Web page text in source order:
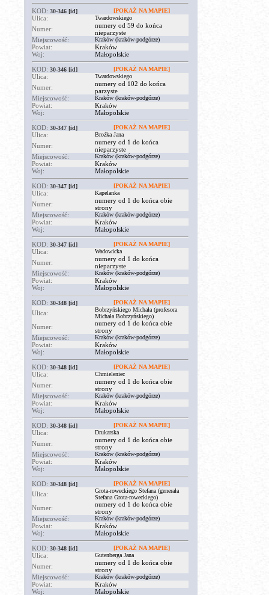
KOD: 30-346 [id] [POKAŻ NA MAPIE]
Ulica: Twardowskiego
Numer:
numery od 59 do końca
nieparzyste
Miejscowość:
Kraków (kraków-podgórze)
Powiat:
Kraków
Woj:
Małopolskie
KOD: 30-346 [id] [POKAŻ NA MAPIE]
Ulica: Twardowskiego
Numer:
numery od 102 do końca
parzyste
Miejscowość:
Kraków (kraków-podgórze)
Powiat:
Kraków
Woj:
Małopolskie
KOD: 30-347 [id] [POKAŻ NA MAPIE]
Ulica: Brożka Jana
Numer:
numery od 1 do końca
nieparzyste
Miejscowość:
Kraków (kraków-podgórze)
Powiat:
Kraków
Woj:
Małopolskie
KOD: 30-347 [id] [POKAŻ NA MAPIE]
Ulica: Kapelanka
Numer:
numery od 1 do końca obie
strony
Miejscowość:
Kraków (kraków-podgórze)
Powiat:
Kraków
Woj:
Małopolskie
KOD: 30-347 [id] [POKAŻ NA MAPIE]
Ulica: Wadowicka
Numer:
numery od 1 do końca
nieparzyste
Miejscowość:
Kraków (kraków-podgórze)
Powiat:
Kraków
Woj:
Małopolskie
KOD: 30-348 [id] [POKAŻ NA MAPIE]
Ulica:
Bobrzyńskiego Michała (profesora
Michała Bobrzyńskiego)
Numer:
numery od 1 do końca obie
strony
Miejscowość:
Kraków (kraków-podgórze)
Powiat:
Kraków
Woj:
Małopolskie
KOD: 30-348 [id] [POKAŻ NA MAPIE]
Ulica: Chmieleniec
Numer:
numery od 1 do końca obie
strony
Miejscowość:
Kraków (kraków-podgórze)
Powiat:
Kraków
Woj:
Małopolskie
KOD: 30-348 [id] [POKAŻ NA MAPIE]
Ulica: Drukarska
Numer:
numery od 1 do końca obie
strony
Miejscowość:
Kraków (kraków-podgórze)
Powiat:
Kraków
Woj:
Małopolskie
KOD: 30-348 [id] [POKAŻ NA MAPIE]
Ulica:
Grota-roweckiego Stefana (generała
Stefana Grota-roweckiego)
Numer:
numery od 1 do końca obie
strony
Miejscowość:
Kraków (kraków-podgórze)
Powiat:
Kraków
Woj:
Małopolskie
KOD: 30-348 [id] [POKAŻ NA MAPIE]
Ulica: Gutenberga Jana
Numer:
numery od 1 do końca obie
strony
Miejscowość:
Kraków (kraków-podgórze)
Powiat:
Kraków
Woj:
Małopolskie